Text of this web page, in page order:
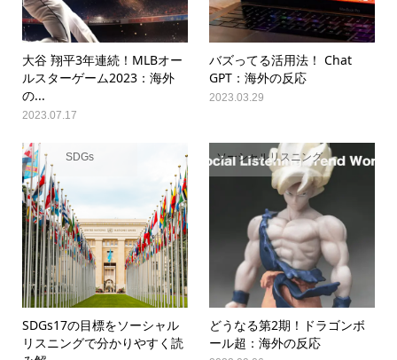
大谷 翔平3年連続！MLBオー
ルスターゲーム2023：海外
の...
2023.07.17
バズってる活用法！ Chat
GPT：海外の反応
2023.03.29
SDGs
SDGs17の目標をソーシャル
リスニングで分かりやすく読
ソーシャルリスニング
どうなる第2期！ドラゴンボ
ール超：海外の反応